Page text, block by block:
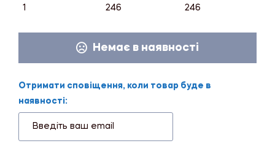
1 246 246
Немає в наявності
Отримати сповіщення, коли товар буде в
наявності: